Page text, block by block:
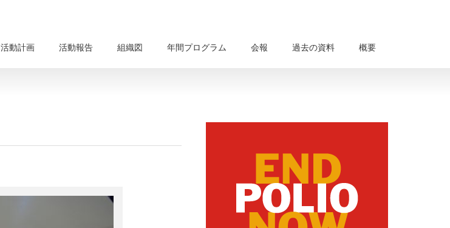
活動計画 活動報告 組織図 年間プログラム 会報 過去の資料 概要